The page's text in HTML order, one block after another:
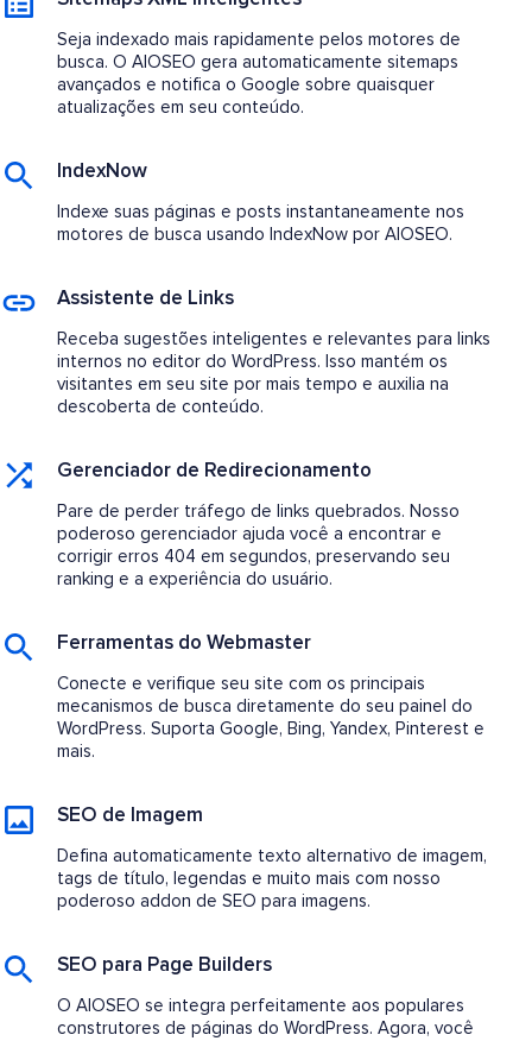
Seja indexado mais rapidamente pelos motores de
busca. O AIOSEO gera automaticamente sitemaps
avançados e notifica o Google sobre quaisquer
atualizações em seu conteúdo.
IndexNow
Indexe suas páginas e posts instantaneamente nos
motores de busca usando IndexNow por AIOSEO.
Assistente de Links
Receba sugestões inteligentes e relevantes para links
internos no editor do WordPress. Isso mantém os
visitantes em seu site por mais tempo e auxilia na
descoberta de conteúdo.
Gerenciador de Redirecionamento
Pare de perder tráfego de links quebrados. Nosso
poderoso gerenciador ajuda você a encontrar e
corrigir erros 404 em segundos, preservando seu
ranking e a experiência do usuário.
Ferramentas do Webmaster
Conecte e verifique seu site com os principais
mecanismos de busca diretamente do seu painel do
WordPress. Suporta Google, Bing, Yandex, Pinterest e
mais.
SEO de Imagem
Defina automaticamente texto alternativo de imagem,
tags de título, legendas e muito mais com nosso
poderoso addon de SEO para imagens.
SEO para Page Builders
O AIOSEO se integra perfeitamente aos populares
construtores de páginas do WordPress. Agora, você